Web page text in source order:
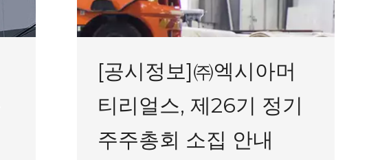
[공시정보]㈜엑시아머
티리얼스, 제26기 정기
주주총회 소집 안내